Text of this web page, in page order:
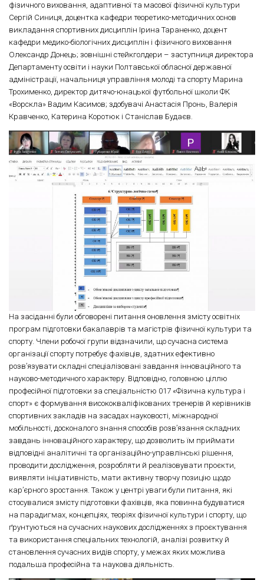
фізичного виховання, адаптивної та масової фізичної культури
Сергій Синиця, доцентка кафедри теоретико-методичних основ
викладання спортивних дисциплін Ірина Тараненко, доцент
кафедри медико-біологічних дисциплін і фізичного виховання
Олександр Донець; зовнішні стейкголдери – заступниця директора
Департаменту освіти і науки Полтавської обласної державної
адміністрації, начальниця управління молоді та спорту Марина
Трохименко, директор дитячо-юнацької футбольної школи ФК
«Ворскла» Вадим Касимов; здобувачі Анастасія Пронь, Валерія
Кравченко, Катерина Коротюк і Станіслав Будаєв.
На засіданні були обговорені питання оновлення змісту освітніх
програм підготовки бакалаврів та магістрів фізичної культури та
спорту. Члени робочої групи відзначили, що сучасна система
організації спорту потребує фахівців, здатних ефективно
розв’язувати складні спеціалізовані завдання інноваційного та
науково-методичного характеру. Відповідно, головною ціллю
професійної підготовки за спеціальністю 017 «Фізична культура і
спорт» є формування висококваліфікованих тренерів й керівників
спортивних закладів на засадах науковості, міжнародної
мобільності, досконалого знання способів розв’язання складних
завдань інноваційного характеру, що дозволить їм приймати
відповідні аналітичні та організаційно-управлінські рішення,
проводити дослідження, розробляти й реалізовувати проєкти,
виявляти ініціативність, мати активну творчу позицію щодо
кар’єрного зростання. Також у центрі уваги були питання, які
стосувалися змісту підготовки фахівців, яка повинна будуватися
на парадигмах, концепціях, теоріях фізичної культури і спорту, що
ґрунтуються на сучасних наукових дослідженнях з проєктування
та використання спеціальних технологій, аналізі розвитку й
становлення сучасних видів спорту, у межах яких можлива
подальша професійна та наукова діяльність.